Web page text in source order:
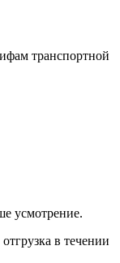
транспортной
усмотрение.
в течении